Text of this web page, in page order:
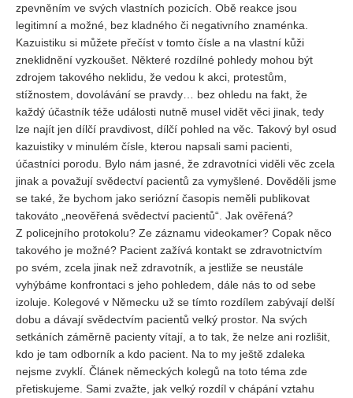
zpevněním ve svých vlastních pozicích. Obě reakce jsou
legitimní a možné, bez kladného či negativního znaménka.
Kazuistiku si můžete přečíst v tomto čísle a na vlastní kůži
zneklidnění vyzkoušet. Některé rozdílné pohledy mohou být
zdrojem takového neklidu, že vedou k akci, protestům,
stížnostem, dovolávání se pravdy… bez ohledu na fakt, že
každý účastník téže události nutně musel vidět věci jinak, tedy
lze najít jen dílčí pravdivost, dílčí pohled na věc. Takový byl osud
kazuistiky v minulém čísle, kterou napsali sami pacienti,
účastníci porodu. Bylo nám jasné, že zdravotníci viděli věc zcela
jinak a považují svědectví pacientů za vymyšlené. Dověděli jsme
se také, že bychom jako seriózní časopis neměli publikovat
takováto „neověřená svědectví pacientů“. Jak ověřená?
Z policejního protokolu? Ze záznamu videokamer? Copak něco
takového je možné? Pacient zažívá kontakt se zdravotnictvím
po svém, zcela jinak než zdravotník, a jestliže se neustále
vyhýbáme konfrontaci s jeho pohledem, dále nás to od sebe
izoluje. Kolegové v Německu už se tímto rozdílem zabývají delší
dobu a dávají svědectvím pacientů velký prostor. Na svých
setkáních záměrně pacienty vítají, a to tak, že nelze ani rozlišit,
kdo je tam odborník a kdo pacient. Na to my ještě zdaleka
nejsme zvyklí. Článek německých kolegů na toto téma zde
přetiskujeme. Sami zvažte, jak velký rozdíl v chápání vztahu